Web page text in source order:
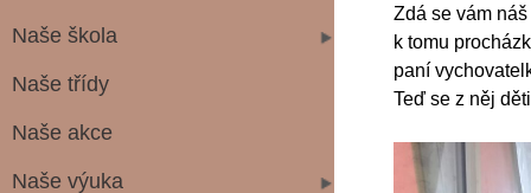
Naše škola
Naše třídy
Naše akce
Naše výuka
Zdá se vám
k tomu
paní
Teď se z něj